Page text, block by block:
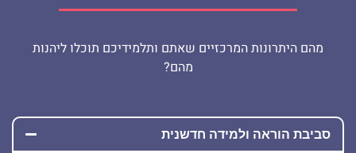
מהם היתרונות המרכזיים שאתם ותלמידיכם תוכלו ליהנות
מהם?
סביבת הוראה ולמידה חדשנית